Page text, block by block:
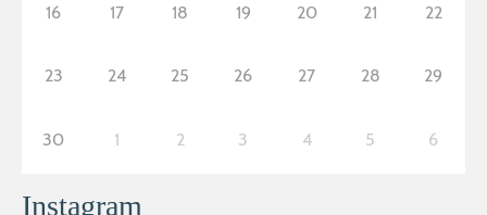
16 17 18 19 20 21 22
23 24 25 26 27 28 29
30 1 2 3 4 5 6
Instagram